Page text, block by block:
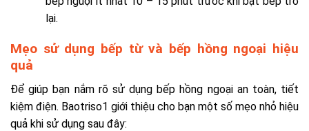
lại.
Mẹo sử dụng bếp từ và bếp hồng ngoại hiệu
quả
Để giúp bạn nắm rõ sử dụng bếp hồng ngoại an toàn, tiết
kiệm điện. Baotriso1 giới thiệu cho bạn một số mẹo nhỏ hiệu
quả khi sử dụng sau đây: